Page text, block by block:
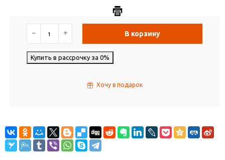
− + В корзину
Купить в рассрочку за 0%
Хочу в подарок